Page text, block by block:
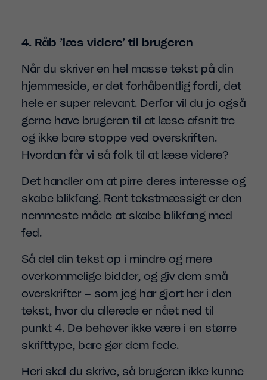
4. Råb ’læs videre’ til brugeren
Når du skriver en hel masse tekst på din
hjemmeside, er det forhåbentlig fordi, det
hele er super relevant. Derfor vil du jo også
gerne have brugeren til at læse afsnit tre
og ikke bare stoppe ved overskriften.
Hvordan får vi så folk til at læse videre?
Det handler om at pirre deres interesse og
skabe blikfang. Rent tekstmæssigt er den
nemmeste måde at skabe blikfang med
fed.
Så del din tekst op i mindre og mere
overkommelige bidder, og giv dem små
overskrifter – som jeg har gjort her i den
tekst, hvor du allerede er nået ned til
punkt 4. De behøver ikke være i en større
skrifttype, bare gør dem fede.
Heri skal du skrive, så brugeren ikke kunne